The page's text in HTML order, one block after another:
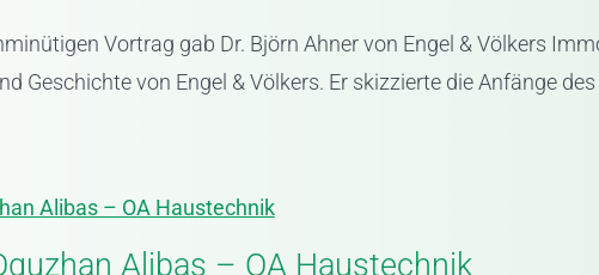
Vortrag gab Dr. Björn Ahner von Engel & Völkers
Geschichte von Engel & Völkers. Er skizzierte die Anfänge
Alibas – OA Haustechnik
Alibas – OA Haustechnik